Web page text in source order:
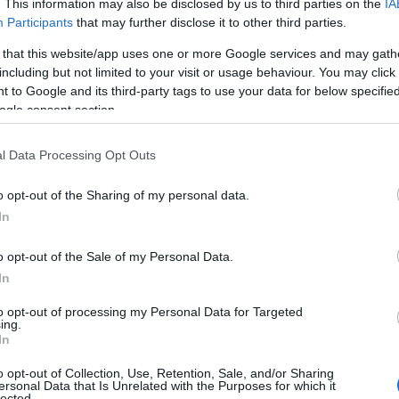
This information may also be disclosed by us to third parties on the
Participants that may further disclose it to other third parties.
that this website/app uses one or more Google services and may
but not limited to your visit or usage behaviour. You may
to Google and its third-party tags to use your data for below
consent section.
Data Processing Opt Outs
opt-out of the Sharing of my personal data.
opt-out of the Sale of my Personal Data.
opt-out of processing my Personal Data for Targeted
opt-out of Collection, Use, Retention, Sale, and/or Sharing
Data that Is Unrelated with the Purposes for which it
Commission (HCMC)a jugé son dossier
indique que ce dossier est également
européenne des marchés financiers (ESMA).
en invoquant des règles de confidentialité.